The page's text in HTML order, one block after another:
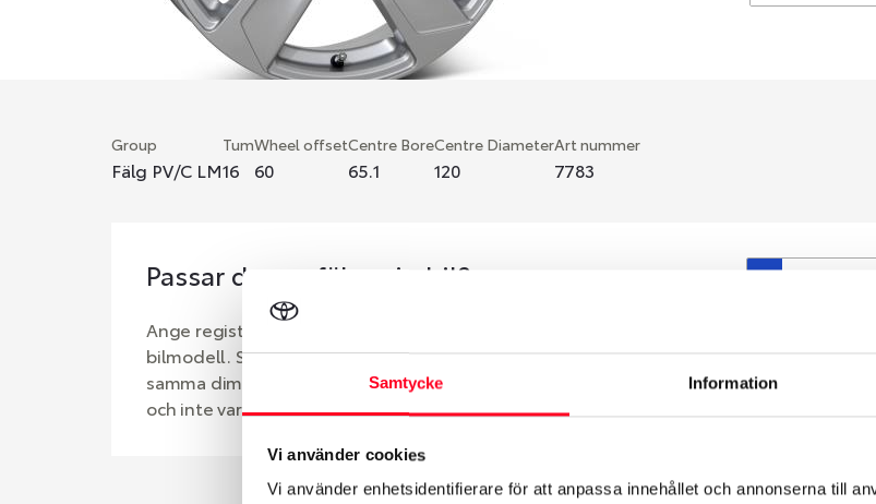
Samtycke Information
Vi använder cookies
Vi använder enhetsidentifierare för att anpassa innehållet och annonserna till
Group
Fälg PV/C LM
Tum
16
Wheel offset
60
Centre Bore
65.1
Centre Diameter
120
Art nummer
7783
Passar denna fälg min bil?
Ange registreringsnummer för att se om den fälg du valt passar din
bilmodell. Se till att kolla en extra gång så att däck och fälg har
samma dimensioner. Ibland kan fälgen ha bytts ut under årens lopp
och inte vara samma dimension som bilen hade ut från fabrik.